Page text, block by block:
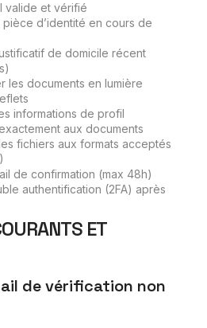
valide et vérifié
d’identité en cours de
de domicile récent
les documents en lumière
informations de profil
aux documents
fichiers aux formats acceptés
de confirmation (max 48h)
authentification (2FA) après
ET
de vérification non